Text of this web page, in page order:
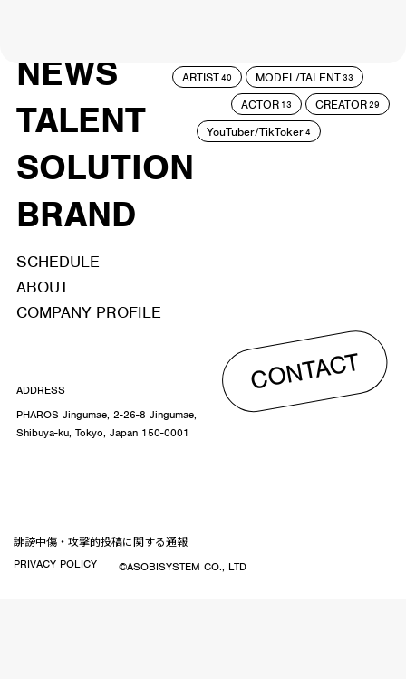
NEWS
TALENT
SOLUTION
BRAND
ARTIST40 MODEL/TALENT33
ACTOR 13 CREATOR29
YouTuber/TikToker4
SCHEDULE
ABOUT
COMPANY PROFILE
CONTACT
ADDRESS
PHAROS Jingumae, 2-26-8 Jingumae,
Shibuya-ku, Tokyo, Japan 150-0001
誹謗中傷・攻撃的投稿に関する通報
PRIVACY POLICY
©ASOBISYSTEM CO., LTD